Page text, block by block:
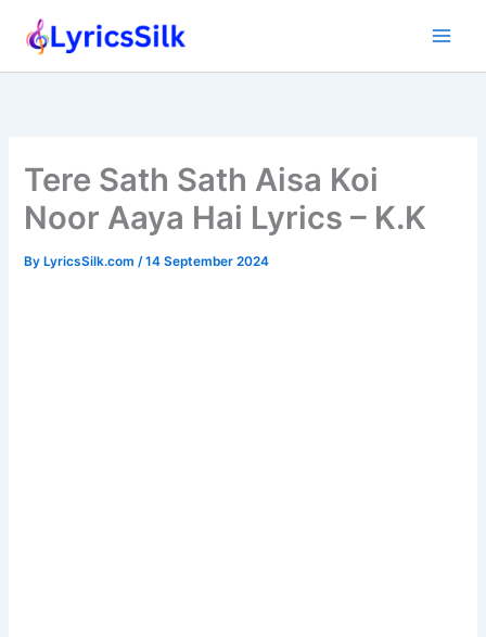
Tere Sath Sath Aisa Koi
Noor Aaya Hai Lyrics – K.K
ByLyricsSilk.com /14 September 2024